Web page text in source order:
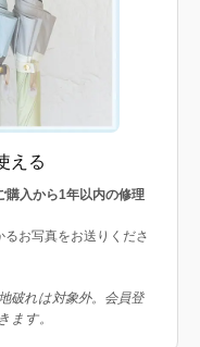
える
購入から1年以内の修理
お写真をお送りくださ
破れは対象外。会員登
ます。